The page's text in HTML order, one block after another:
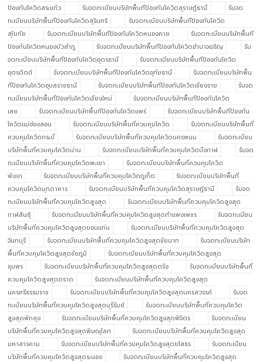
ป้องกันโควิดสระแก้ว รับจดทะเบียนบริษัทพื้นทีป้องกันโควิดสุราษฎ์ธานี
รับจด
ทะเบียนบริษัทพื้นทีป้องกันโควิดสุรินทร์
รับจดทะเบียนบริษัทพื้นทีป้องกันโควิด
สุโขทัย
รับจดทะเบียนบริษัทพื้นทีป้องกันโควิดหนองคาย
รับจดทะเบียนบริษัทพื้นที
ป้องกันโควิดหนองบัวลำภู
รับจดทะเบียนบริษัทพื้นทีป้องกันโควิดอำนาจเจริญ
รับ
จดทะเบียนบริษัทพื้นทีป้องกันโควิดอุดรธานี
รับจดทะเบียนบริษัทพื้นทีป้องกันโควิด
อุตรดิตถ์
รับจดทะเบียนบริษัทพื้นทีป้องกันโควิดอุทัยธานี
รับจดทะเบียนบริษัทพื้น
ทีป้องกันโควิดอุบลราชธานี
รับจดทะเบียนบริษัทพื้นทีป้องกันโควิดเชียงราย
รับจด
ทะเบียนบริษัทพื้นทีป้องกันโควิดเชียงใหม่
รับจดทะเบียนบริษัทพื้นทีป้องกันโควิด
เลย
รับจดทะเบียนบริษัทพื้นทีป้องกันโควิดแพร่
รับจดทะเบียนบริษัทพื้นทีป้องกัน
โควิดแม่ฮ่องสอน
รับจดทะเบียนบริษัทพื้นที่ควบคุมโควิด
รับจดทะเบียนบริษัทพื้นที่
ควบคุมโควิดกระบี่
รับจดทะเบียนบริษัทพื้นที่ควบคุมโควิดนครพนม
รับจดทะเบียน
บริษัทพื้นที่ควบคุมโควิดน่าน
รับจดทะเบียนบริษัทพื้นที่ควบคุมโควิดบึงกาฬ
รับจด
ทะเบียนบริษัทพื้นที่ควบคุมโควิดพะเยา
รับจดทะเบียนบริษัทพื้นที่ควบคุมโควิด
พังงา
รับจดทะเบียนบริษัทพื้นที่ควบคุมโควิดภูเก็ต
รับจดทะเบียนบริษัทพื้นที่
ควบคุมโควิดมุกดาหาร
รับจดทะเบียนบริษัทพื้นที่ควบคุมโควิดสุราษฎ์ธานี
รับจด
ทะเบียนบริษัทพื้นที่ควบคุมโควิดสูงสุด
รับจดทะเบียนบริษัทพื้นที่ควบคุมโควิดสูงสุด
กาฬสินธุ์
รับจดทะเบียนบริษัทพื้นที่ควบคุมโควิดสูงสุดกำแพงเพชร
รับจดทะเบียน
บริษัทพื้นที่ควบคุมโควิดสูงสุดขอนแก่น
รับจดทะเบียนบริษัทพื้นที่ควบคุมโควิดสูงสุด
จันทบุรี
รับจดทะเบียนบริษัทพื้นที่ควบคุมโควิดสูงสุดชัยนาท
รับจดทะเบียนบริษัท
พื้นที่ควบคุมโควิดสูงสุดชัยภูมิ
รับจดทะเบียนบริษัทพื้นที่ควบคุมโควิดสูงสุด
ชุมพร
รับจดทะเบียนบริษัทพื้นที่ควบคุมโควิดสูงสุดตรัง
รับจดทะเบียนบริษัทพื้นที่
ควบคุมโควิดสูงสุดตราด
รับจดทะเบียนบริษัทพื้นที่ควบคุมโควิดสูงสุด
นครศรีธรรมราช
รับจดทะเบียนบริษัทพื้นที่ควบคุมโควิดสูงสุดนครสวรรค์
รับจด
ทะเบียนบริษัทพื้นที่ควบคุมโควิดสูงสุดบุรีรัมย์
รับจดทะเบียนบริษัทพื้นที่ควบคุมโควิด
สูงสุดพัทลุง
รับจดทะเบียนบริษัทพื้นที่ควบคุมโควิดสูงสุดพิจิตร
รับจดทะเบียน
บริษัทพื้นที่ควบคุมโควิดสูงสุดพิษณุโลก
รับจดทะเบียนบริษัทพื้นที่ควบคุมโควิดสูงสุด
มหาสารคาม
รับจดทะเบียนบริษัทพื้นที่ควบคุมโควิดสูงสุดยโสธร
รับจดทะเบียน
บริษัทพื้นที่ควบคุมโควิดสูงสุดระนอง
รับจดทะเบียนบริษัทพื้นที่ควบคุมโควิดสูงสุด